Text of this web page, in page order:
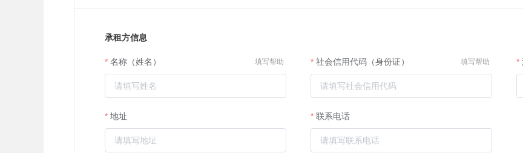
承租方信息
名称（姓名） 填写帮助 社会信用代码（身份证） 填写帮助
地址 联系电话